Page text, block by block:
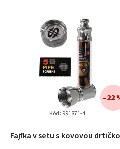
Fajfka v setu s kovovou
hodnocení
–22
Kód: 991871-4